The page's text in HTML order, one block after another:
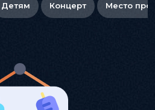
Детям Концерт Место